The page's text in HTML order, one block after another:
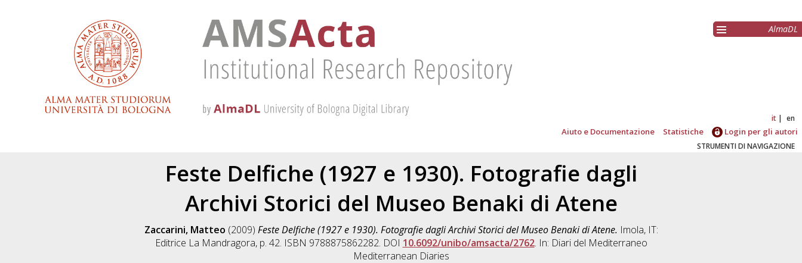
AlmaDL
it en
Aiuto e Documentazione Statistiche Login per gli autori
STRUMENTI DI NAVIGAZIONE
Feste Delfiche (1927 e 1930). Fotografie dagli
Archivi Storici del Museo Benaki di Atene
Zaccarini, Matteo (2009) Feste Delfiche (1927 e 1930). Fotografie dagli Archivi Storici del Museo Benaki di Atene. Imola, IT:
Editrice La Mandragora, p. 42. ISBN 9788875862282. DOI 10.6092/unibo/amsacta/2762. In: Diari del Mediterraneo
Mediterranean Diaries